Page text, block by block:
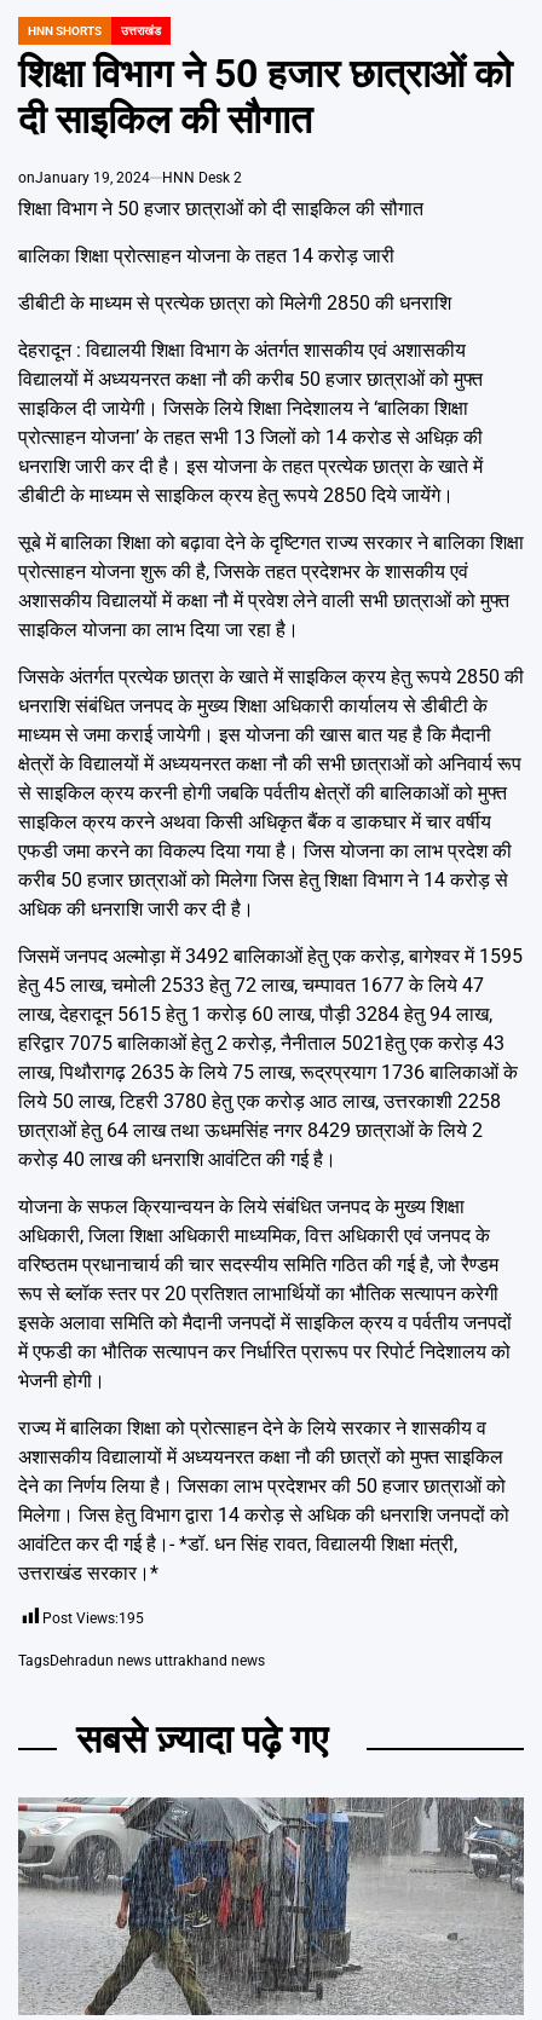
POSTED
IN
HNN SHORTS उत्तराखंड
शिक्षा विभाग ने 50 हजार छात्राओं को
दी साइकिल की सौगात
onJanuary 19, 2024 HNN Desk 2
शिक्षा विभाग ने 50 हजार छात्राओं को दी साइकिल की सौगात
बालिका शिक्षा प्रोत्साहन योजना के तहत 14 करोड़ जारी
डीबीटी के माध्यम से प्रत्येक छात्रा को मिलेगी 2850 की धनराशि
देहरादून : विद्यालयी शिक्षा विभाग के अंतर्गत शासकीय एवं अशासकीय
विद्यालयों में अध्ययनरत कक्षा नौ की करीब 50 हजार छात्राओं को मुफ्त
साइकिल दी जायेगी। जिसके लिये शिक्षा निदेशालय ने ‘बालिका शिक्षा
प्रोत्साहन योजना’ के तहत सभी 13 जिलों को 14 करोड से अधिक़ की
धनराशि जारी कर दी है। इस योजना के तहत प्रत्येक छात्रा के खाते में
डीबीटी के माध्यम से साइकिल क्रय हेतु रूपये 2850 दिये जायेंगे।
सूबे में बालिका शिक्षा को बढ़ावा देने के दृष्टिगत राज्य सरकार ने बालिका शिक्षा
प्रोत्साहन योजना शुरू की है, जिसके तहत प्रदेशभर के शासकीय एवं
अशासकीय विद्यालयों में कक्षा नौ में प्रवेश लेने वाली सभी छात्राओं को मुफ्त
साइकिल योजना का लाभ दिया जा रहा है।
जिसके अंतर्गत प्रत्येक छात्रा के खाते में साइकिल क्रय हेतु रूपये 2850 की
धनराशि संबंधित जनपद के मुख्य शिक्षा अधिकारी कार्यालय से डीबीटी के
माध्यम से जमा कराई जायेगी। इस योजना की खास बात यह है कि मैदानी
क्षेत्रों के विद्यालयों में अध्ययनरत कक्षा नौ की सभी छात्राओं को अनिवार्य रूप
से साइकिल क्रय करनी होगी जबकि पर्वतीय क्षेत्रों की बालिकाओं को मुफ्त
साइकिल क्रय करने अथवा किसी अधिकृत बैंक व डाकघार में चार वर्षीय
एफडी जमा करने का विकल्प दिया गया है। जिस योजना का लाभ प्रदेश की
करीब 50 हजार छात्राओं को मिलेगा जिस हेतु शिक्षा विभाग ने 14 करोड़ से
अधिक की धनराशि जारी कर दी है।
जिसमें जनपद अल्मोड़ा में 3492 बालिकाओं हेतु एक करोड़, बागेश्वर में 1595
हेतु 45 लाख, चमोली 2533 हेतु 72 लाख, चम्पावत 1677 के लिये 47
लाख, देहरादून 5615 हेतु 1 करोड़ 60 लाख, पौड़ी 3284 हेतु 94 लाख,
हरिद्वार 7075 बालिकाओं हेतु 2 करोड़, नैनीताल 5021हेतु एक करोड़ 43
लाख, पिथौरागढ़ 2635 के लिये 75 लाख, रूद्रप्रयाग 1736 बालिकाओं के
लिये 50 लाख, टिहरी 3780 हेतु एक करोड़ आठ लाख, उत्तरकाशी 2258
छात्राओं हेतु 64 लाख तथा ऊधमसिंह नगर 8429 छात्राओं के लिये 2
करोड़ 40 लाख की धनराशि आवंटित की गई है।
योजना के सफल क्रियान्वयन के लिये संबंधित जनपद के मुख्य शिक्षा
अधिकारी, जिला शिक्षा अधिकारी माध्यमिक, वित्त अधिकारी एवं जनपद के
वरिष्ठतम प्रधानाचार्य की चार सदस्यीय समिति गठित की गई है, जो रैण्डम
रूप से ब्लॉक स्तर पर 20 प्रतिशत लाभार्थियों का भौतिक सत्यापन करेगी
इसके अलावा समिति को मैदानी जनपदों में साइकिल क्रय व पर्वतीय जनपदों
में एफडी का भौतिक सत्यापन कर निर्धारित प्रारूप पर रिपोर्ट निदेशालय को
भेजनी होगी।
राज्य में बालिका शिक्षा को प्रोत्साहन देने के लिये सरकार ने शासकीय व
अशासकीय विद्यालायों में अध्ययनरत कक्षा नौ की छात्रों को मुफ्त साइकिल
देने का निर्णय लिया है। जिसका लाभ प्रदेशभर की 50 हजार छात्राओं को
मिलेगा। जिस हेतु विभाग द्वारा 14 करोड़ से अधिक की धनराशि जनपदों को
आवंटित कर दी गई है।- *डॉ. धन सिंह रावत, विद्यालयी शिक्षा मंत्री,
उत्तराखंड सरकार।*
Post Views:195
TagsDehradun news uttrakhand news
सबसे ज़्यादा पढ़े गए